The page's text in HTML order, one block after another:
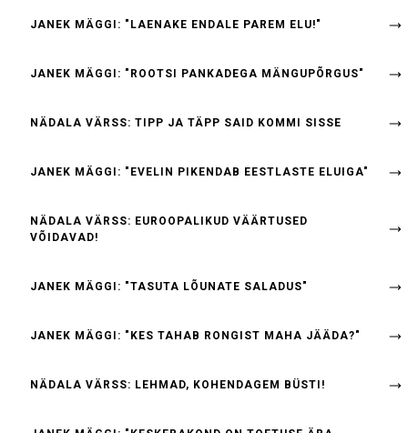
JANEK MÄGGI: "LAENAKE ENDALE PAREM ELU!"
JANEK MÄGGI: "ROOTSI PANKADEGA MÄNGUPÕRGUS"
NÄDALA VÄRSS: TIPP JA TÄPP SAID KOMMI SISSE
JANEK MÄGGI: "EVELIN PIKENDAB EESTLASTE ELUIGA"
NÄDALA VÄRSS: EUROOPALIKUD VÄÄRTUSED
VÕIDAVAD!
JANEK MÄGGI: "TASUTA LÕUNATE SALADUS"
JANEK MÄGGI: "KES TAHAB RONGIST MAHA JÄÄDA?"
NÄDALA VÄRSS: LEHMAD, KOHENDAGEM BÜSTI!